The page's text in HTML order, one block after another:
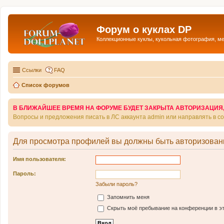
Форум о куклах DP
Коллекционные куклы, кукольная фотография,
Ссылки FAQ
Список форумов
В БЛИЖАЙШЕЕ ВРЕМЯ НА ФОРУМЕ БУДЕТ ЗАКРЫТА
Вопросы и предложения писать в ЛС аккаунта admin или направлять в
Для просмотра профилей вы должны быть
Имя пользователя:
Пароль:
Забыли пароль?
Запомнить меня
Скрыть моё пребывание на конференции в